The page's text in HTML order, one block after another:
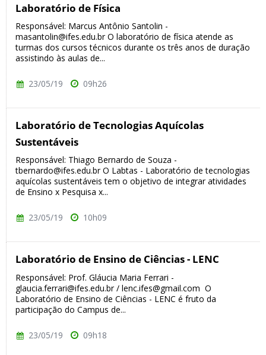
Laboratório de Física
Responsável: Marcus Antônio Santolin -
masantolin@ifes.edu.br O laboratório de física atende as
turmas dos cursos técnicos durante os três anos de duração
assistindo às aulas de...
23/05/19 09h26
Laboratório de Tecnologias Aquícolas
Sustentáveis
Responsável: Thiago Bernardo de Souza -
tbernardo@ifes.edu.br O Labtas - Laboratório de tecnologias
aquícolas sustentáveis tem o objetivo de integrar atividades
de Ensino x Pesquisa x...
23/05/19 10h09
Laboratório de Ensino de Ciências - LENC
Responsável: Prof. Gláucia Maria Ferrari -
glaucia.ferrari@ifes.edu.br / lenc.ifes@gmail.com O
Laboratório de Ensino de Ciências - LENC é fruto da
participação do Campus de...
23/05/19 09h18